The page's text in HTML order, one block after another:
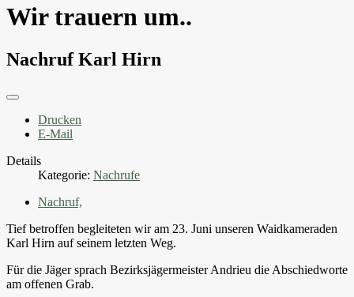
Wir trauern um..
Nachruf Karl Hirn
Drucken
E-Mail
Details
Kategorie: Nachrufe
Nachruf,
Tief betroffen begleiteten wir am 23. Juni unseren Waidkameraden
Karl Hirn auf seinem letzten Weg.
Für die Jäger sprach Bezirksjägermeister Andrieu die Abschiedworte
am offenen Grab.